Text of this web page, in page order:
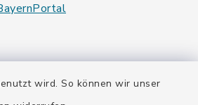
wird. So können wir unser